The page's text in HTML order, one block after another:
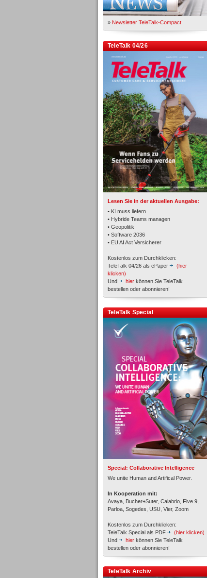
» Newsletter TeleTalk-Compact
TeleTalk 04/26
Lesen Sie in der aktuellen Ausgabe:
• KI muss liefern
• Hybride Teams managen
• Geopolitik
• Software 2036
• EU AI Act Versicherer
Kostenlos zum Durchklicken:
TeleTalk 04/26 als ePaper
(hier
klicken)
Und
hier können Sie TeleTalk
bestellen oder abonnieren!
TeleTalk Special
Special: Collaborative Intelligence
We unite Human and Artifical Power.
In Kooperation mit:
Avaya, Bucher+Suter, Calabrio, Five 9,
Parloa, Sogedes, USU, Vier, Zoom
Kostenlos zum Durchklicken:
TeleTalk Special als PDF
(hier klicken)
Und
hier können Sie TeleTalk
bestellen oder abonnieren!
TeleTalk Archiv
TK- und ACD-Systeme
Workforce-Management
Personal
Inbound
Inbound